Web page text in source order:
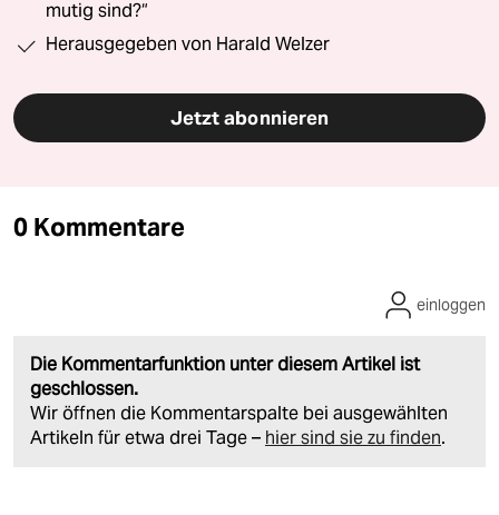
mutig sind?“
Herausgegeben von Harald Welzer
Jetzt abonnieren
0 Kommentare
Die Kommentarfunktion unter diesem Artikel ist
geschlossen.
Wir öffnen die Kommentarspalte bei ausgewählten
Artikeln für etwa drei Tage – hier sind sie zu finden.
einloggen